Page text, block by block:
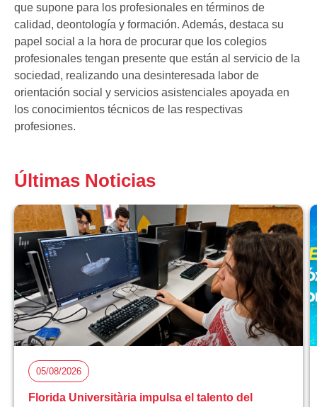
que supone para los profesionales en términos de
calidad, deontología y formación. Además, destaca su
papel social a la hora de procurar que los colegios
profesionales tengan presente que están al servicio de la
sociedad, realizando una desinteresada labor de
orientación social y servicios asistenciales apoyada en
los conocimientos técnicos de las respectivas
profesiones.
Últimas Noticias
05/08/2026
Florida Universitària impulsa el talento del